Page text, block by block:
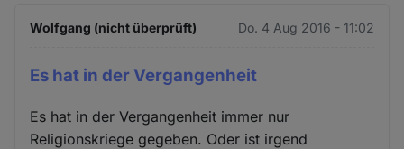
Wolfgang (nicht überprüft) Do. 4 Aug 2016 - 11:02
Es hat in der Vergangenheit
Es hat in der Vergangenheit immer nur
Religionskriege gegeben. Oder ist irgend